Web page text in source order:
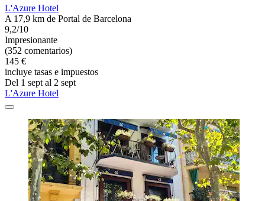
L'Azure Hotel
A 17,9 km de Portal de Barcelona
9,2/10
Impresionante
(352 comentarios)
145 €
incluye tasas e impuestos
Del 1 sept al 2 sept
L'Azure Hotel